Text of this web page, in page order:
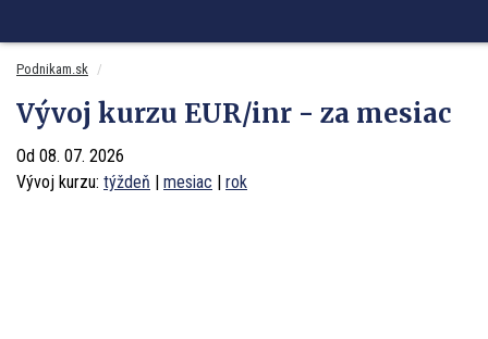
Podnikam.sk
Vývoj kurzu EUR/inr - za mesiac
Od 08. 07. 2026
Vývoj kurzu: týždeň | mesiac | rok